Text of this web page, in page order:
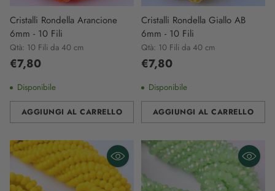
Cristalli Rondella Arancione
6mm - 10 Fili
Qtà: 10 Fili da 40 cm
€7,80
Disponibile
AGGIUNGI AL CARRELLO
Quantità
Cristalli Rondella Giallo AB
6mm - 10 Fili
Qtà: 10 Fili da 40 cm
€7,80
Disponibile
AGGIUNGI AL CARRELLO
Quantità